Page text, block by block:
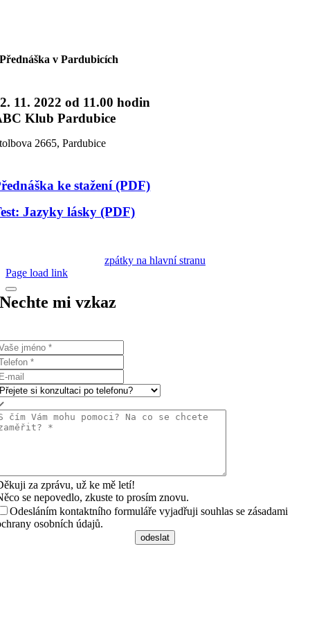
Přednáška v Pardubicích
11. 2022 od 11.00 hodin
Klub Pardubice
2665, Pardubice
ke stažení (PDF)
Jazyky lásky (PDF)
zpátky na hlavní stranu
Page load link
Nechte mi vzkaz
za zprávu, už ke mě letí!
se nepovedlo, zkuste to prosím znovu.
Odesláním kontaktního formuláře vyjadřuji souhlas se zásadami
osobních údajů.
odeslat